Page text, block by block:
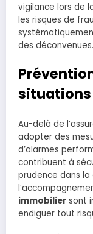
vigilance lors de
les risques de
des déconvenues.
situations
Au-delà de
adopter des
d’alarmes
contribuent à
prudence dans
immobilier sont
endiguer tout